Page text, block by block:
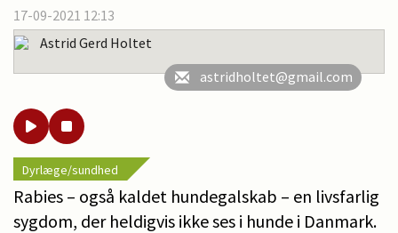
17-09-2021 12:13
Astrid Gerd Holtet
astridholtet@gmail.com
Dyrlæge/sundhed
Rabies – også kaldet hundegalskab – en livsfarlig
sygdom, der heldigvis ikke ses i hunde i Danmark.